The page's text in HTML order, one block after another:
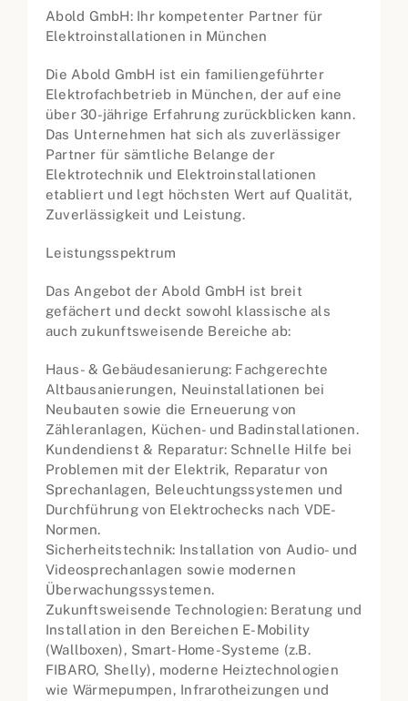
Abold GmbH: Ihr kompetenter Partner für
Elektroinstallationen in München
Die Abold GmbH ist ein familiengeführter
Elektrofachbetrieb in München, der auf eine
über 30-jährige Erfahrung zurückblicken kann.
Das Unternehmen hat sich als zuverlässiger
Partner für sämtliche Belange der
Elektrotechnik und Elektroinstallationen
etabliert und legt höchsten Wert auf Qualität,
Zuverlässigkeit und Leistung.
Leistungsspektrum
Das Angebot der Abold GmbH ist breit
gefächert und deckt sowohl klassische als
auch zukunftsweisende Bereiche ab:
Haus- & Gebäudesanierung: Fachgerechte
Altbausanierungen, Neuinstallationen bei
Neubauten sowie die Erneuerung von
Zähleranlagen, Küchen- und Badinstallationen.
Kundendienst & Reparatur: Schnelle Hilfe bei
Problemen mit der Elektrik, Reparatur von
Sprechanlagen, Beleuchtungssystemen und
Durchführung von Elektrochecks nach VDE-
Normen.
Sicherheitstechnik: Installation von Audio- und
Videosprechanlagen sowie modernen
Überwachungssystemen.
Zukunftsweisende Technologien: Beratung und
Installation in den Bereichen E-Mobility
(Wallboxen), Smart-Home-Systeme (z.B.
FIBARO, Shelly), moderne Heiztechnologien
wie Wärmepumpen, Infrarotheizungen und